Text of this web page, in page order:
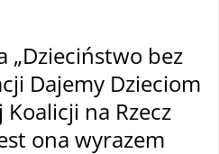
„Dzieciństwo bez
Dajemy Dzieciom
Koalicji na Rzecz
ona wyrazem